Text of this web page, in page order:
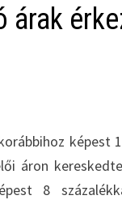
árak
áron
8